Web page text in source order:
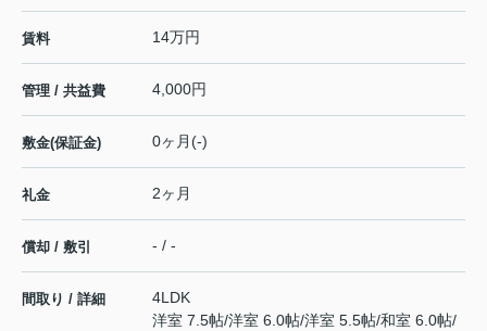
賃料 14万円
管理 / 共益費 4,000円
敷金(保証金) 0ヶ月(-)
礼金 2ヶ月
償却 / 敷引 - / -
間取り / 詳細
4LDK
洋室 7.5帖/洋室 6.0帖/洋室 5.5帖/和室 6.0帖/